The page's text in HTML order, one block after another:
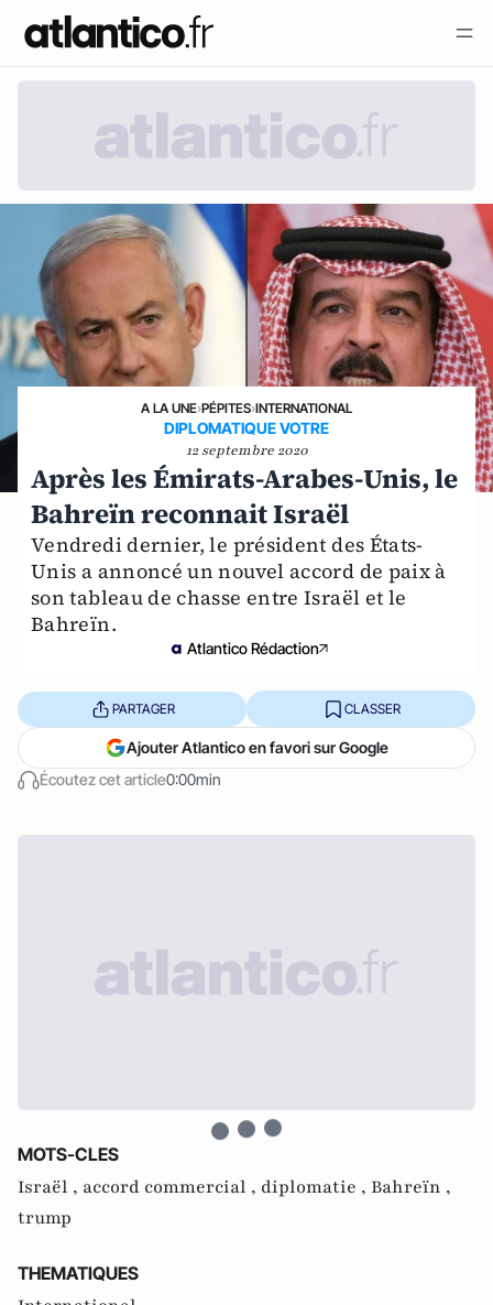
A LA UNE›PÉPITES›INTERNATIONAL
DIPLOMATIQUE VOTRE
12 septembre 2020
Après les Émirats-Arabes-Unis, le
Bahreïn reconnait Israël
Vendredi dernier, le président des États-
Unis a annoncé un nouvel accord de paix à
son tableau de chasse entre Israël et le
Bahreïn.
Atlantico Rédaction
Écoutez cet article0:00min
PARTAGER CLASSER
Ajouter Atlantico en favori sur Google
MOTS-CLES
Israël , accord commercial , diplomatie , Bahreïn ,
trump
THEMATIQUES